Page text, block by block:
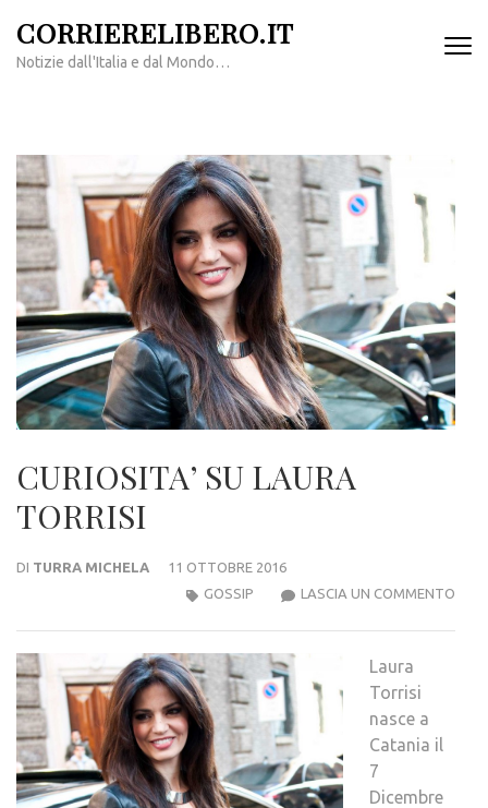
contenuto
CORRIERELIBERO.IT
Notizie dall'Italia e dal Mondo…
CURIOSITA’ SU LAURA
TORRISI
DI TURRA MICHELA
11 OTTOBRE 2016
LASCIA UN COMMENTO
GOSSIP
Laura
Torrisi
nasce a
Catania il
7
Dicembre